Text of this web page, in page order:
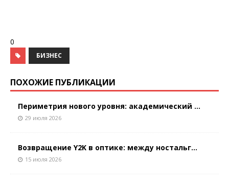
0
БИЗНЕС
ПОХОЖИЕ ПУБЛИКАЦИИ
Периметрия нового уровня: академический ...
29 июля 2026
Возвращение Y2K в оптике: между ностальг...
15 июля 2026